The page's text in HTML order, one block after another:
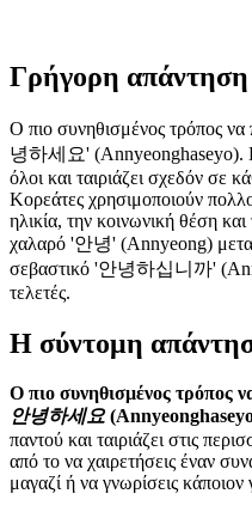
Γρήγορη απάντηση
Ο πιο συνηθισμένος τρόπος να
녕하세요' (Annyeonghaseyo).
όλοι και ταιριάζει σχεδόν σε
Κορεάτες χρησιμοποιούν
ηλικία, την κοινωνική θέση
χαλαρό '안녕' (Annyeong)
σεβαστικό '안녕하십니까'
τελετές.
Η σύντομη
Ο πιο συνηθισμένος τρόπος
안녕하세요
παντού και ταιριάζει στις
από το να χαιρετήσεις έναν
μαγαζί ή να γνωρίσεις